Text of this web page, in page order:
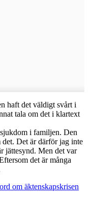
haft det väldigt svårt i
tala om det i klartext
i familjen. Den
det. Det är därför jag inte
jättesynd. Men det var
det är många
om äktenskapskrisen